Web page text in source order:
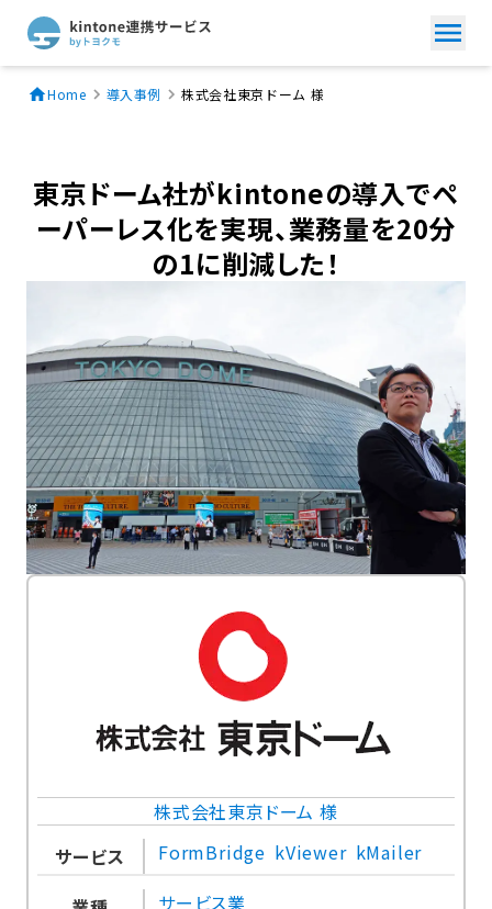
Home 導入事例 株式会社東京ドーム 様
東京ドーム社がkintoneの導入でペ
ーパーレス化を実現、業務量を20分
の1に削減した！
株式会社東京ドーム 様
サービス
FormBridge kViewer kMailer
サービス業